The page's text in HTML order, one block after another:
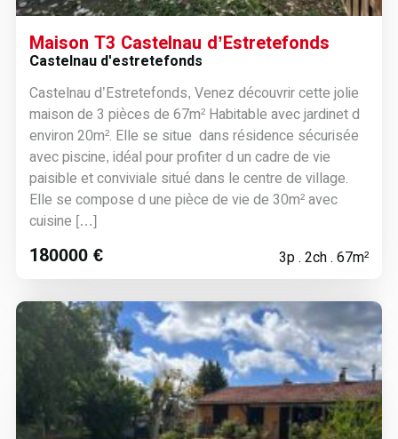
Maison T3 Castelnau d’Estretefonds
Castelnau d'estretefonds
Castelnau d’Estretefonds, Venez découvrir cette jolie
maison de 3 pièces de 67m² Habitable avec jardinet d
environ 20m². Elle se situe dans résidence sécurisée
avec piscine, idéal pour profiter d un cadre de vie
paisible et conviviale situé dans le centre de village.
Elle se compose d une pièce de vie de 30m² avec
cuisine […]
180000 € 3p . 2ch . 67m²